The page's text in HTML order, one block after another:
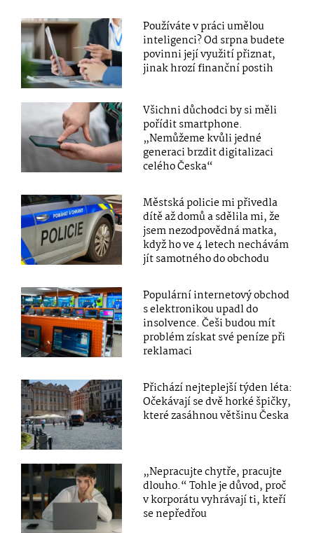
Používáte v práci umělou
inteligenci? Od srpna budete
povinni její využití přiznat,
jinak hrozí finanční postih
Všichni důchodci by si měli
pořídit smartphone.
„Nemůžeme kvůli jedné
generaci brzdit digitalizaci
celého Česka“
Městská policie mi přivedla
dítě až domů a sdělila mi, že
jsem nezodpovědná matka,
když ho ve 4 letech nechávám
jít samotného do obchodu
Populární internetový obchod
s elektronikou upadl do
insolvence. Češi budou mít
problém získat své peníze při
reklamaci
Přichází nejteplejší týden léta:
Očekávají se dvě horké špičky,
které zasáhnou většinu Česka
„Nepracujte chytře, pracujte
dlouho.“ Tohle je důvod, proč
v korporátu vyhrávají ti, kteří
se nepředřou